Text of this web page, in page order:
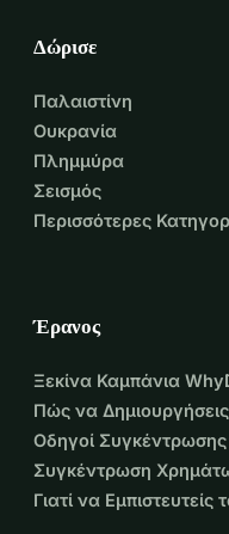
Δώρισε
Παλαιστίνη
Ουκρανία
Πλημμύρα
Σεισμός
Περισσότερες
Έρανος
Ξεκίνα Καμπάνια
Πώς να
Οδηγοί
Συγκέντρωση
Γιατί να Εμπιστευτείς